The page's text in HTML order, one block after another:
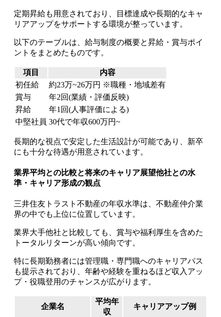
定期昇給も用意されており、目標達成や長期的なキャ
リアアップをサポートする環境が整っています。
以下のテーブルは、給与制度の概要と昇給・賞与ポイ
ントをまとめたものです。
項目
内容
初任給
約23万~26万円 ※職種・地域差有
賞与
年2回(業績・評価反映)
昇給
年1回(人事評価による)
中堅社員 30代で年収600万円~
長期的な視点で安定した生活設計が可能であり、新卒
にも十分な待遇が用意されています。
業界平均との比較と将来のキャリア展望他社との水
準・キャリア形成の観点
三井住友トラスト不動産の年収水準は、不動産仲介業
界の中でも上位に位置しています。
業界大手他社と比較しても、賞与や福利厚生を含めた
トータルリターンが高い傾向です。
特に長期勤務者には管理職・専門職へのキャリアパス
も提示されており、年齢や経験を重ねるほど収入アッ
プ・役職登用のチャンスが広がります。
企業名
平均年
収
キャリアアップ例